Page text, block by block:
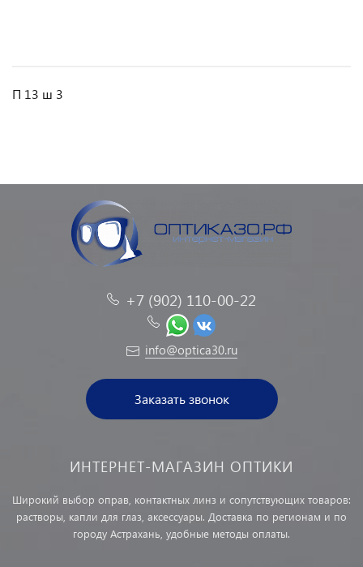
П 13 ш 3
+7 (902) 110-00-22
info@optica30.ru
Заказать звонок
ИНТЕРНЕТ-МАГАЗИН ОПТИКИ
Широкий выбор оправ, контактных линз и сопутствующих товаров:
растворы, капли для глаз, аксессуары. Доставка по регионам и по
городу Астрахань, удобные методы оплаты.